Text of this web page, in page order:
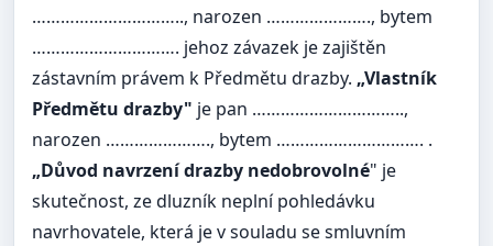
………………………….., narozen …………………., bytem
…………………………. jehoz závazek je zajištěn
zástavním právem k Předmětu drazby. „Vlastník
Předmětu drazby" je pan …………………………..,
narozen …………………., bytem …………………………. .
„Důvod navrzení drazby nedobrovolné" je
skutečnost, ze dluzník neplní pohledávku
navrhovatele, která je v souladu se smluvním